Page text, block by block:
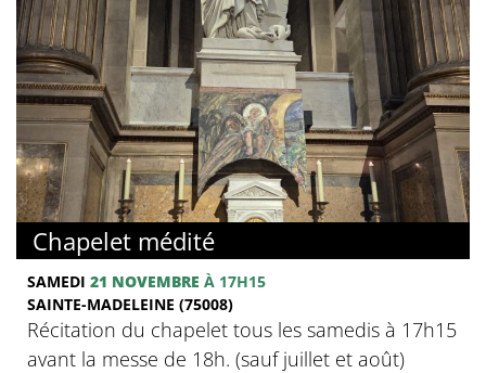
Chapelet médité
SAMEDI 21 NOVEMBRE À 17H15
SAINTE-MADELEINE (75008)
Récitation du chapelet tous les samedis à 17h15
avant la messe de 18h. (sauf juillet et août)